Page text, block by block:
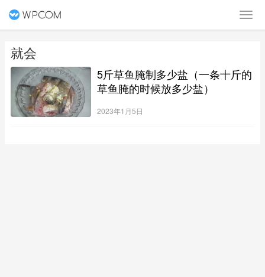
就会
5斤草鱼腌制多少盐（一条十斤的
草鱼腌的时候放多少盐）
2023年1月5日